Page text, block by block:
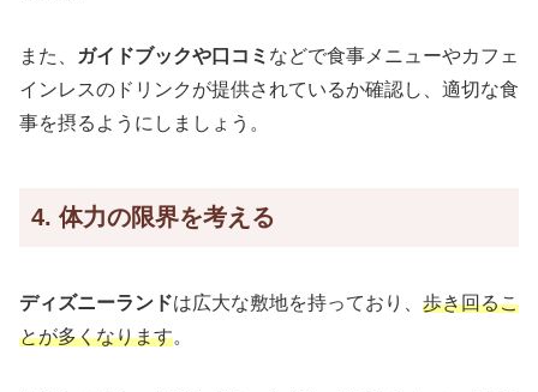
また、 ガイドブックや口コミ などで食事メニューやカフェ
インレスのドリンクが提供されているか確認し、適切な食
事を摂るようにしましょう。
4. 体力の限界を考える
ディズニーランドは広大な敷地を持っており、 歩き回るこ
とが多くなります。